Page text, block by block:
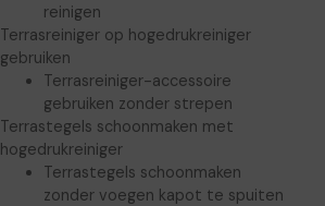
reinigen
Terrasreiniger op hogedrukreiniger
gebruiken
Terrasreiniger-accessoire
gebruiken zonder strepen
Terrastegels schoonmaken met
hogedrukreiniger
Terrastegels schoonmaken
zonder voegen kapot te spuiten